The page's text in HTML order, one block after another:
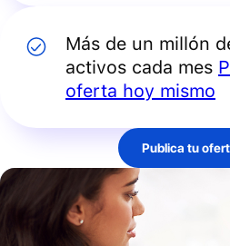
Más de un millón
activos cada mes
oferta hoy mismo
Publica tu